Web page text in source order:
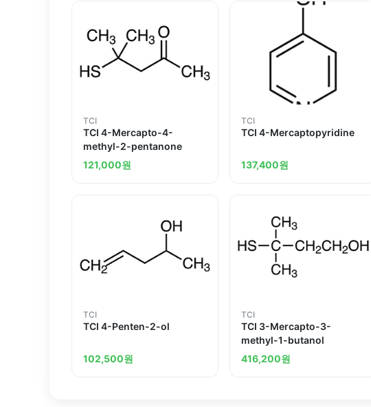
TCI
TCI 4-Mercapto-4-
methyl-2-pentanone
121,000원
TCI
TCI 4-Mercaptopyridine
137,400원
TCI
TCI 4-Penten-2-ol
102,500원
TCI
TCI 3-Mercapto-3-
methyl-1-butanol
416,200원